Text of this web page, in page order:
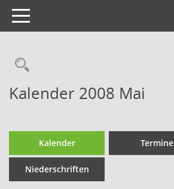
Toggle
navigation
Kalender 2008 Mai
Kalender Termine
Niederschriften